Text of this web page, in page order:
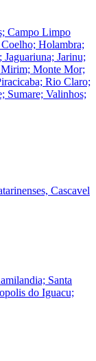
Campo Limpo
Holambra;
Jarinu;
Monte Mor;
Rio Claro;
Sumare; Valinhos;
Cascavel
Santa
do Iguacu;